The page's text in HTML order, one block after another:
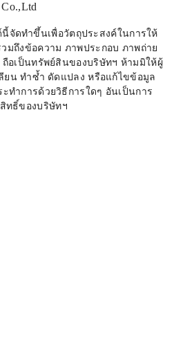
Co.,Ltd
จัดทำขึ้นเพื่อวัตถุประสงค์ในการให้
มถึงข้อความ ภาพประกอบ ภาพถ่าย
อเป็นทรัพย์สินของบริษัทฯ ห้ามมิให้ผู้
ยน ทำซ้ำ ดัดแปลง หรือแก้ไขข้อมูล
ทำการด้วยวิธีการใดๆ อันเป็นการ
ทธิ์ของบริษัทฯ